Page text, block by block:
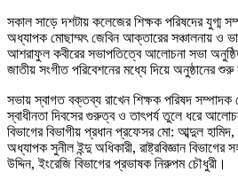
সকাল সাড়ে দশটায় কলেজের শিক্ষক পরিষদের যুগ্ম
অধ্যাপক মোছাম্মৎ জেবিন আক্তারের সঞ্চালনায় ও
আশরাফুল কবীরের সভাপতিত্বে আলোচনা সভা
জাতীয় সংগীত পরিবেশনের মধ্যে দিয়ে অনুষ্ঠানের
সভায় স্বাগত বক্তব্য রাখেন শিক্ষক পরিষদ
স্বাধীনতা দিবসের গুরুত্ব ও তাৎপর্য তুলে ধরে
বিভাগের বিভাগীয় প্রধান প্রফেসর মো: আব্দুল
অধ্যাপক সুনীল ইন্দু অধিকারী, রাষ্ট্রবিজ্ঞান
উদ্দিন, ইংরেজি বিভাগের প্রভাষক নিরুপম চৌধুরী।